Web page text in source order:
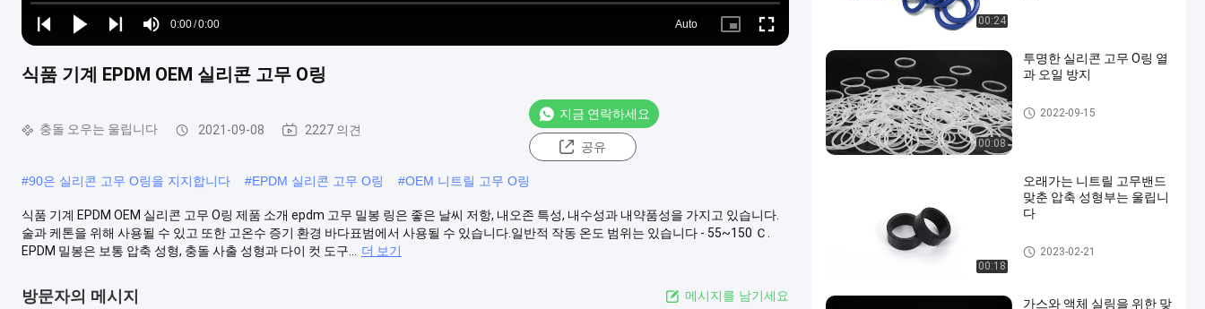
Play
Play
Play
Mute
Time
0:00/0:00
Loaded:
0%
Auto
Picture- Fullscreen
식품 기계 EPDM OEM 실리콘 고무 O링
충돌 오우는 울립니다 2021-09-08 2227 의견
지금 연락하세요
공유
#90은 실리콘 고무 O링을 지지합니다 #EPDM 실리콘 고무 O링 #OEM 니트릴 고무 O링
식품 기계 EPDM OEM 실리콘 고무 O링 제품 소개 epdm 고무 밀봉 링은 좋은 날씨 저항, 내오존 특성, 내수성과 내약품성을 가지고 있습니다.
술과 케톤을 위해 사용될 수 있고 또한 고온수 증기 환경 바다표범에서 사용될 수 있습니다.일반적 작동 온도 범위는 있습니다 - 55~150 Ｃ.
EPDM 밀봉은 보통 압축 성형, 충돌 사출 성형과 다이 컷 도구...
더 보기
방문자의 메시지 메시지를 남기세요
00:24
00:08
투명한 실리콘 고무 O링 열
과 오일 방지
충돌 오우는 울립니다
2022-09-15
00:18
오래가는 니트릴 고무밴드
맞춘 압축 성형부는 울립니
다
충돌 오우는 울립니다
2023-02-21
가스와 액체 실링을 위한 맞